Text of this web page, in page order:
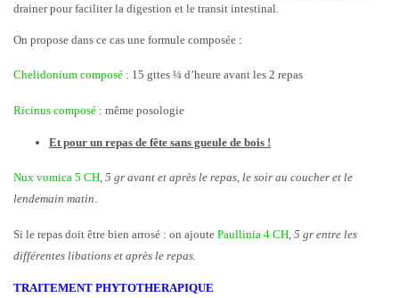
drainer pour faciliter la digestion et le transit intestinal.
On propose dans ce cas une formule composée :
Chelidonium composé : 15 gttes ¼ d’heure avant les 2 repas
Ricinus composé : même posologie
Et pour un repas de fête sans gueule de bois !
Nux vomica 5 CH, 5 gr avant et après le repas, le soir au coucher et le
lendemain matin.
Si le repas doit être bien arrosé : on ajoute Paullinia 4 CH, 5 gr entre les
différentes libations et après le repas.
TRAITEMENT PHYTOTHERAPIQUE